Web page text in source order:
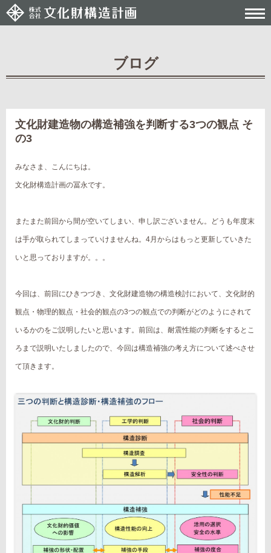
ブログ
文化財建造物の構造補強を判断する3つの観点 そ
の3
みなさま、こんにちは。
文化財構造計画の冨永です。
またまた前回から間が空いてしまい、申し訳ございません。どうも年度末
は手が取られてしまっていけませんね。4月からはもっと更新していきた
いと思っておりますが。。。
今回は、前回にひきつづき、文化財建造物の構造検討において、文化財的
観点・物理的観点・社会的観点の3つの観点での判断がどのようにされて
いるかのをご説明したいと思います。前回は、耐震性能の判断をするとこ
ろまで説明いたしましたので、今回は構造補強の考え方について述べさせ
て頂きます。
Post navigation